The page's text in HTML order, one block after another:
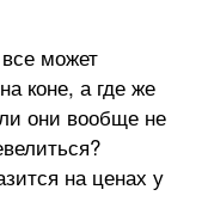
может
коне, а где же
они вообще не
на ценах у